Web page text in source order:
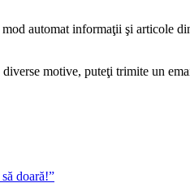
automat informaţii şi articole
motive, puteţi trimite un